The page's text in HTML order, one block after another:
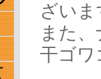
ざいま
また
干ゴワ